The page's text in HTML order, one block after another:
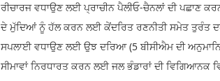
ਰੀਚਾਰਜ ਵਧਾਉਣ ਲਈ ਪ੍ਰਾਚੀਨ ਪੈਲੀਓ-ਚੈਨਲਾਂ ਦੀ ਪਛਾਣ
ਦੇ ਮੁੱਦਿਆਂ ਨੂੰ ਹੱਲ ਕਰਨ ਲਈ ਕੇਂਦਰਿਤ ਰਣਨੀਤੀ ਸਮੇਤ ਤੁਰੰਤ
ਸਪਲਾਈ ਵਧਾਉਣ ਲਈ ਉਝ ਦਰਿਆ (5 ਬੀਸੀਐਮ ਦੀ
ਸੀਮਾਵਾਂ ਨਿਰਧਾਰਤ ਕਰਨ ਲਈ ਜਲ ਭੰਡਾਰਾਂ ਦੀ ਵਿਗਿਆਨਕ